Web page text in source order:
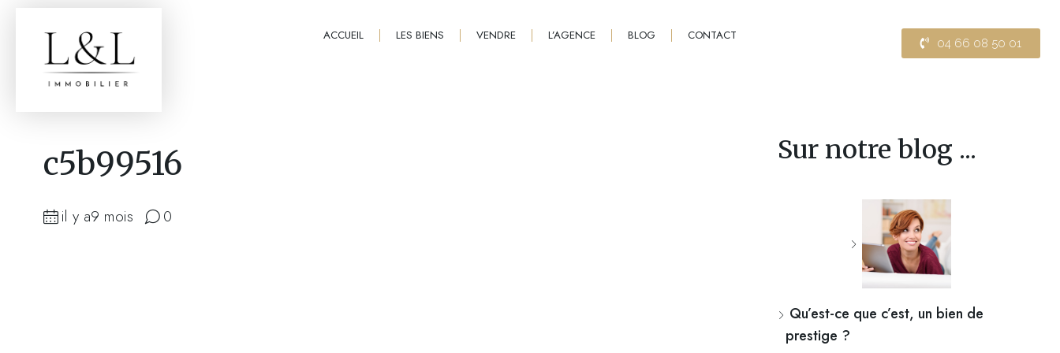
ACCUEIL LES BIENS VENDRE L’AGENCE BLOG CONTACT
04 66 08 50 01
c5b99516
il y a9 mois 0
Sur notre blog ...
Qu’est-ce que c’est, un bien de
prestige ?